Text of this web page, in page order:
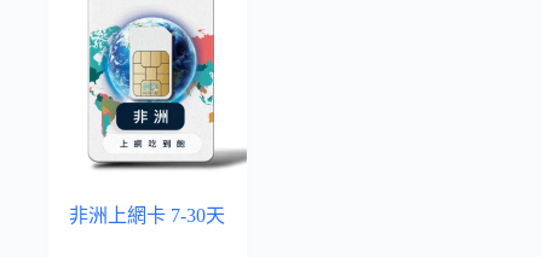
非洲上網卡 7-30天